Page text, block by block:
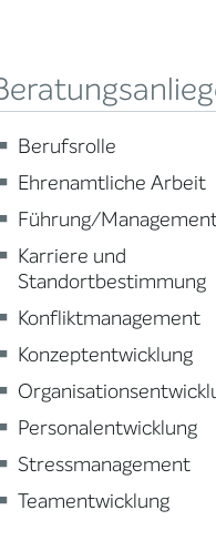
Berufsrolle
Ehrenamtliche Arbeit
Führung/
Karriere und
Standortbestimmung
Konfliktmanagement
Konzeptentwicklung
Personalentwicklung
Stressmanagement
Teamentwicklung